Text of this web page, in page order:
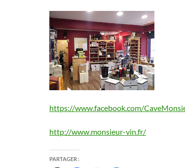
https://www.facebook.com/
http://www.monsieur-vin.fr/
PARTAGER :